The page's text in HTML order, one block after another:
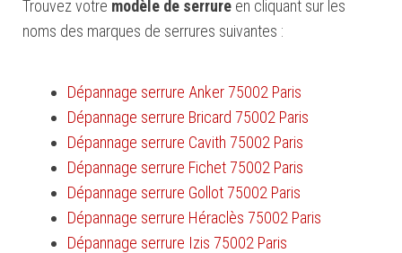
Trouvez votre modèle de serrure en cliquant sur les
noms des marques de serrures suivantes :
Dépannage serrure Anker 75002 Paris
Dépannage serrure Bricard 75002 Paris
Dépannage serrure Cavith 75002 Paris
Dépannage serrure Fichet 75002 Paris
Dépannage serrure Gollot 75002 Paris
Dépannage serrure Héraclès 75002 Paris
Dépannage serrure Izis 75002 Paris